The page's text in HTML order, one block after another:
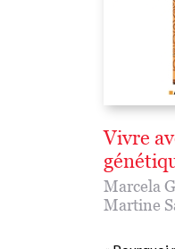
Vivre
Marcela
Martine